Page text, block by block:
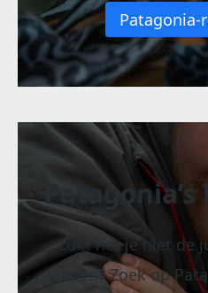
Patagonia-
Lukt het je niet de
vinden? Zoek op